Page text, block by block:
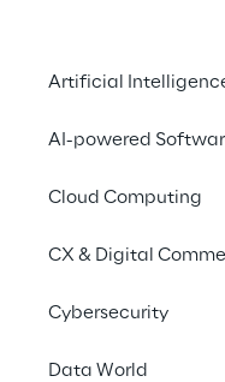
Artificial
AI-powered
Cloud Computing
CX & Digital
Cybersecurity
Data World
Quadrant for
#logistics
#warehouse